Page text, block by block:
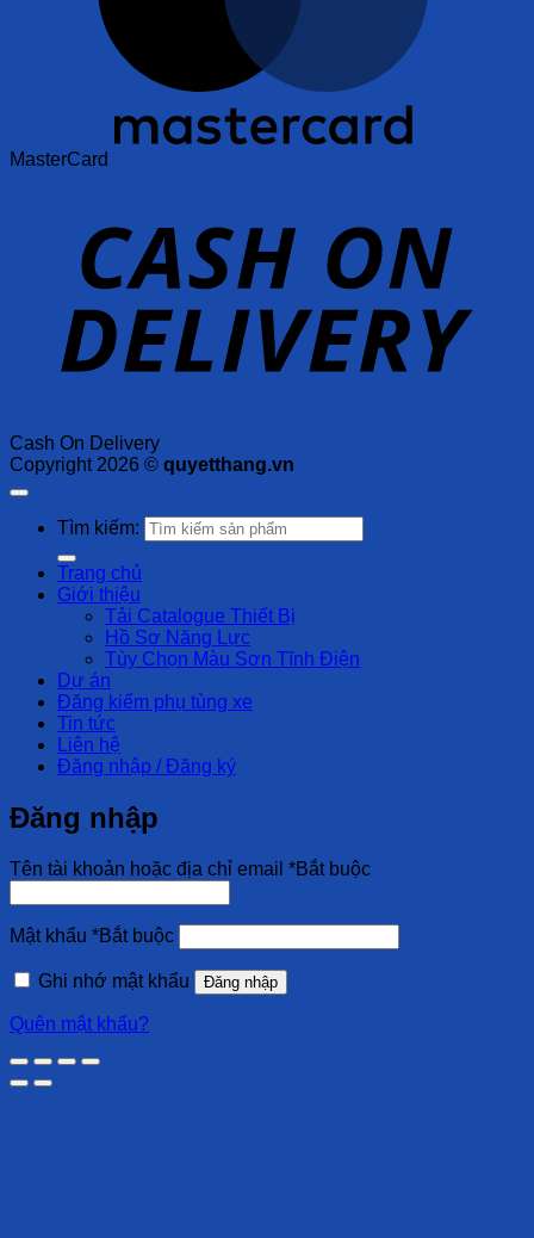
MasterCard
Cash On Delivery
Copyright 2026 © quyetthang.vn
Tìm kiếm:
Trang chủ
Giới thiệu
Tải Catalogue Thiết Bị
Hồ Sơ Năng Lực
Tùy Chọn Màu Sơn Tĩnh Điện
Dự án
Đăng kiểm phụ tùng xe
Tin tức
Liên hệ
Đăng nhập / Đăng ký
Đăng nhập
Tên tài khoản hoặc địa chỉ email *Bắt buộc
Mật khẩu *Bắt buộc
Ghi nhớ mật khẩu Đăng nhập
Quên mật khẩu?